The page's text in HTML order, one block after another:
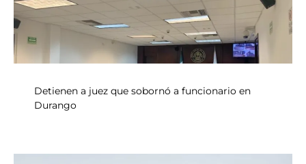
Detienen a juez que sobornó a funcionario en
Durango